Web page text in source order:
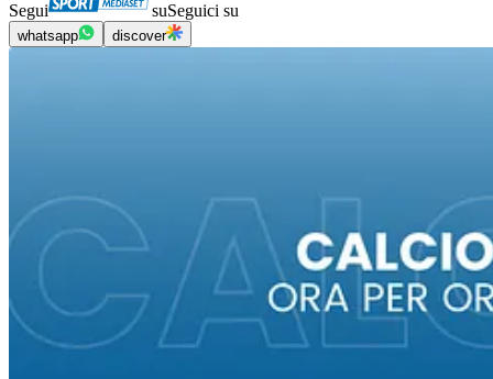
Segui suSeguici su
whatsapp discover